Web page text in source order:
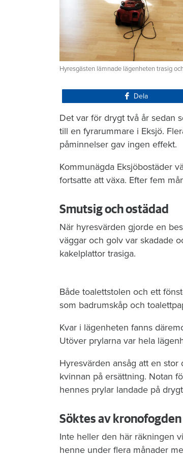
Hyresgästen lämnade lägenheten trasig
Dela
Det var för drygt två år sedan
till en fyrarummare i Eksjö.
påminnelser gav ingen effekt.
Kommunägda Eksjöbostäder
fortsatte att växa. Efter fem
Smutsig och ostädad
När hyresvärden gjorde en
väggar och golv var skadade
kakelplattor trasiga.
Både toalettstolen och ett
som badrumskåp och
Kvar i lägenheten fanns
Utöver prylarna var hela
Hyresvärden ansåg att en
kvinnan på ersättning. Notan
hennes prylar landade på
Söktes av kronofogden
Inte heller den här räkningen
henne under flera månader